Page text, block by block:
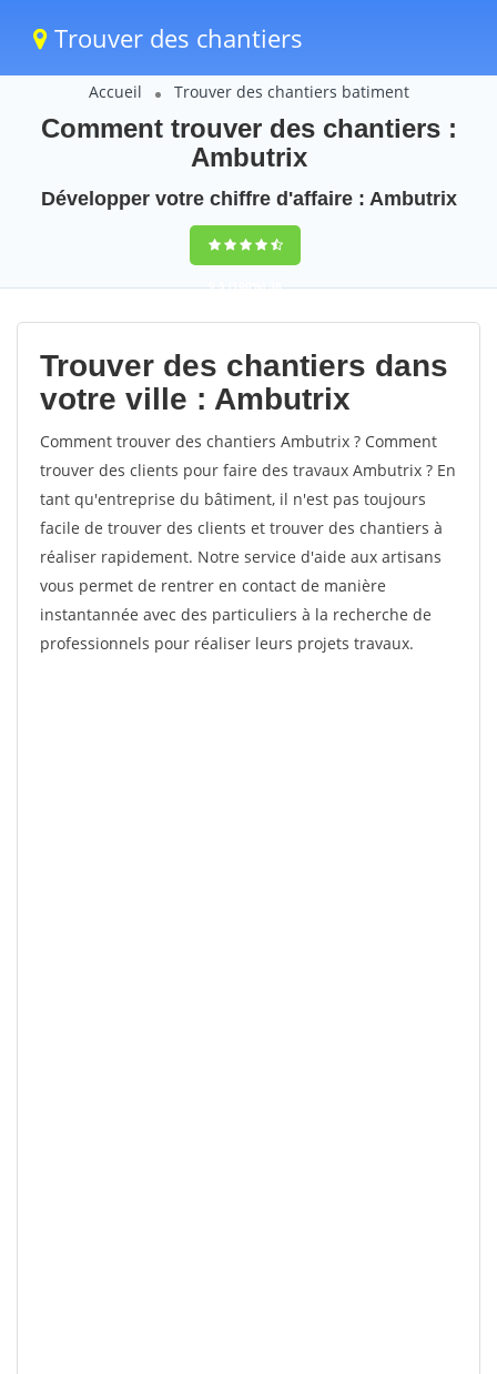
Trouver des chantiers
Accueil Trouver des chantiers batiment
Comment trouver des chantiers :
Ambutrix
Développer votre chiffre d'affaire : Ambutrix
9,5(100%)38
votes
Trouver des chantiers dans
votre ville : Ambutrix
Comment trouver des chantiers Ambutrix ? Comment
trouver des clients pour faire des travaux Ambutrix ? En
tant qu'entreprise du bâtiment, il n'est pas toujours
facile de trouver des clients et trouver des chantiers à
réaliser rapidement. Notre service d'aide aux artisans
vous permet de rentrer en contact de manière
instantannée avec des particuliers à la recherche de
professionnels pour réaliser leurs projets travaux.